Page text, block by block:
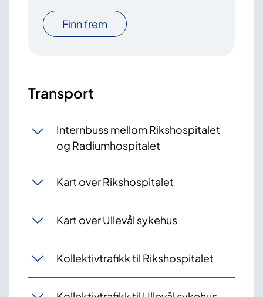
Finn frem
Transport
Internbuss mellom Rikshospitalet
og Radiumhospitalet
Kart over Rikshospitalet
Kart over Ullevål sykehus
Kollektivtrafikk til Rikshospitalet